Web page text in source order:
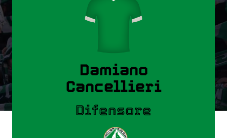
Damiano
Cancellieri
Difensore